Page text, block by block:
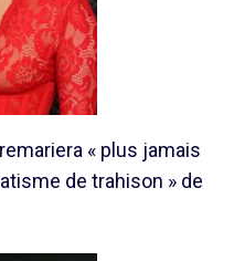
« plus jamais
de trahison » de